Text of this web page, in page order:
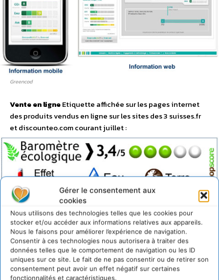
Gérer le consentement aux
cookies
Nous utilisons des technologies telles que les cookies pour
stocker et/ou accéder aux informations relatives aux appareils.
Nous le faisons pour améliorer l’expérience de navigation.
Consentir à ces technologies nous autorisera à traiter des
données telles que le comportement de navigation ou les ID
uniques sur ce site. Le fait de ne pas consentir ou de retirer son
consentement peut avoir un effet négatif sur certaines
fonctionnalités et caractéristiques.
Greencod
Vente en ligneEtiquette affichée sur les pages internet
des produits vendus en ligne sur les sites des 3 suisses.fr
et discounteo.com courant juillet :
Hop Cube
Virtuose Textile – ChemisesVisuel de l’étiquette
environnementale qui sera apposée sur le packaging des